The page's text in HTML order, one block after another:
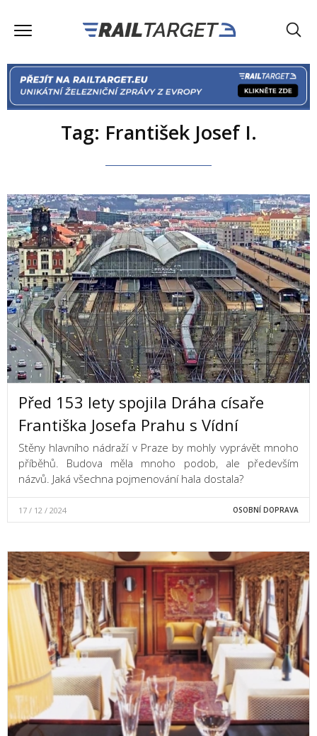
Tag: František Josef I.
Před 153 lety spojila Dráha císaře
Františka Josefa Prahu s Vídní
Stěny hlavního nádraží v Praze by mohly vyprávět mnoho
příběhů. Budova měla mnoho podob, ale především
názvů. Jaká všechna pojmenování hala dostala?
17 / 12 / 2024 OSOBNÍ DOPRAVA